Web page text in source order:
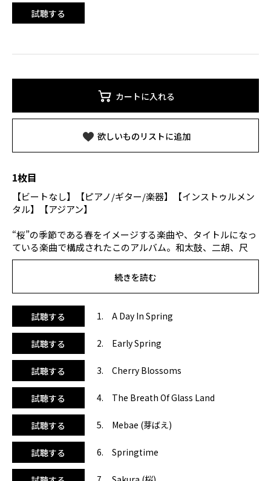
試聴する
カートに入れる
欲しいものリストに追加
1枚目
【ビートなし】【ピアノ/ギター/楽器】【インストゥルメン
タル】【アジアン】
“桜”の季節である春をイメージする楽曲や、タイトルになっ
ている楽曲で構成されたこのアルバム。和太鼓、二胡、尺
八、古箏（こそう）、琵琶などの民族楽器を取り入れた “ア
ジアン・ヒーリング・ミュージック”です。1曲目の『A Day
In Spring』は伸びやかな弦の音色が何とも心地よい！3曲目
を表現しているかのような、ドラマチックな1曲です。10曲
目の『Sakura Mai（桜舞）』と11曲目の『Cherry
Blossom』は力強い和太鼓が響き渡るアグレッシブな曲。他
の13曲よりも曲調がかなり強くなりますので、レッスンでご
使用の際はご注意ください。集中力を必要とするスタンディ
ングポーズや、チャレンジポーズでの活用がオススメです。
12曲目の『Spring Breeze Waltz（そよ風のワルツ）』はピ
アノの軽やかなタッチに心も軽くなりそう。14曲目の
『Shower Of Spring Sunlight（春燦々と）』は、気持ちを
前向きにしてくれる朗らかな曲調。ラストの『Spring
Rain』は箏（こと）の音色で和のリラックスを体感してくだ
さい。日本でも人気の高い二胡奏者のJia Peng Fangや中国
琵琶奏者のShao Rong、そしてテレビ、映画などのテーマソ
ングなどを多く手がける城之内ミサなど、多彩なアーティス
続きを読む
試聴する 1. A Day In Spring
試聴する 2. Early Spring
試聴する 3. Cherry Blossoms
試聴する 4. The Breath Of Glass Land
試聴する 5. Mebae (芽ばえ)
試聴する 6. Springtime